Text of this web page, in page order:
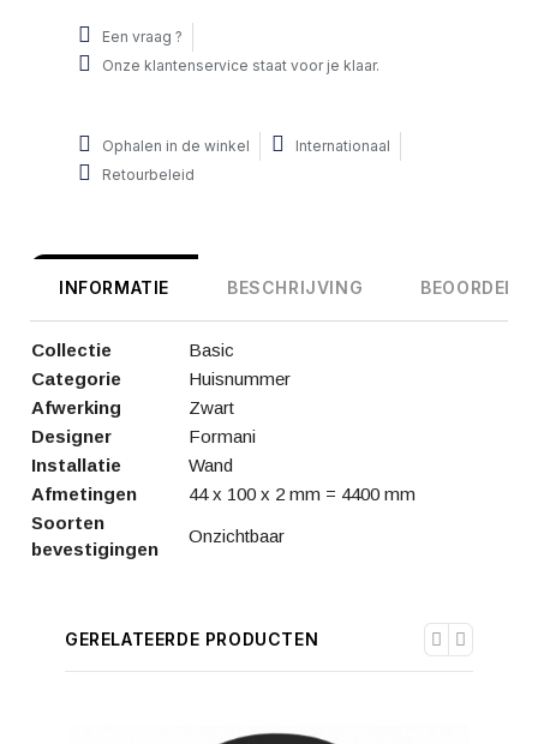
Een vraag ?
Onze klantenservice staat voor je klaar.
Ophalen in de winkel
Internationaal
Retourbeleid
INFORMATIE BESCHRIJVING
Collectie
Basic
Categorie
Huisnummer
Afwerking
Zwart
Designer
Formani
Installatie
Wand
Afmetingen
44 x 100 x 2 mm = 4400 mm
Soorten
bevestigingen
Onzichtbaar
GERELATEERDE PRODUCTEN